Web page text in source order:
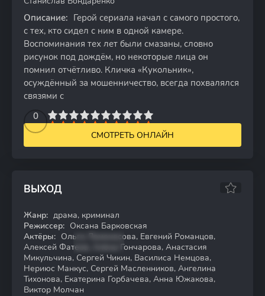
Описание: Герой сериала начал с самого простого,
с тех, кто сидел с ним в одной камере.
Воспоминания тех лет были смазаны, словно
рисунок под дождём, но некоторые лица он
помнил отчётливо. Кличка «Кукольник»,
осуждённый за мошенничество, всегда похвалялся
связями с
0
5 7 8 9 10
СМОТРЕТЬ ОНЛАЙН
ВЫХОД
WEBRip
Жанр: драма, криминал
Режиссер: Оксана Барковская
Актёры: Ольга Ломоносова, Евгений Романцов,
Алексей Фатеев, Алёна Гончарова, Анастасия
Микульчина, Сергей Чикин, Василиса Немцова,
Нериюс Манкус, Сергей Масленников, Ангелина
Тихонова, Екатерина Горбачева, Анна Южакова,
Виктор Молчан